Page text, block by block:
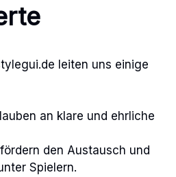
leiten uns einige
an klare und ehrliche
den Austausch und
Spielern.